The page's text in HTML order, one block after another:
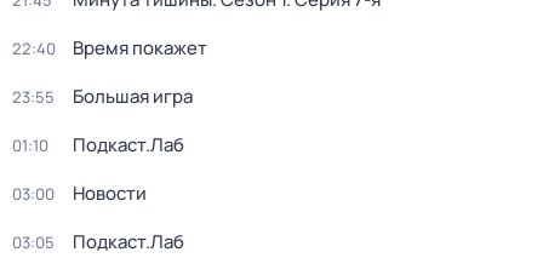
22:40 Время покажет
23:55 Большая игра
01:10 Подкаст.Лаб
03:00 Новости
03:05 Подкаст.Лаб